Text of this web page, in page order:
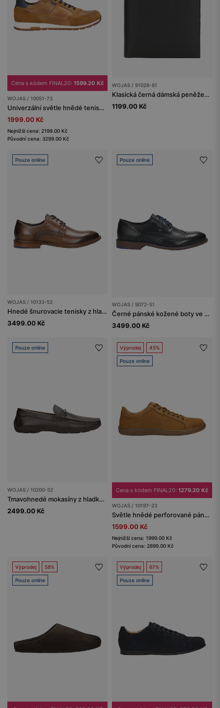
Cena s kódem FINAL20: 1599.20 Kč
WOJAS / 10051-73
Univerzální světle hnědé tenisky s modrými akcenty
1999.00 Kč
Nejnižší cena: 2199.00 Kč
Původní cena: 3299.00 Kč
WOJAS / 91028-81
Klasická černá dámská peněženka z hladké kůže
1199.00 Kč
Pouze online
WOJAS / 10133-52
Hnedé šnurovacie tenisky z hladkej kože
3499.00 Kč
Pouze online
WOJAS / 9072-51
Černé pánské kožené boty ve stylu oxfordek
3499.00 Kč
Pouze online
WOJAS / 10200-52
Tmavohnedé mokasíny z hladkej kože
2499.00 Kč
Výprodej 45%
Pouze online
Cena s kódem FINAL20: 1279.20 Kč
WOJAS / 10197-23
Světle hnědé perforované pánské tenisky z nubuku
1599.00 Kč
Nejnižší cena: 1999.00 Kč
Původní cena: 2899.00 Kč
Výprodej 58%
Pouze online
Výprodej 67%
Pouze online